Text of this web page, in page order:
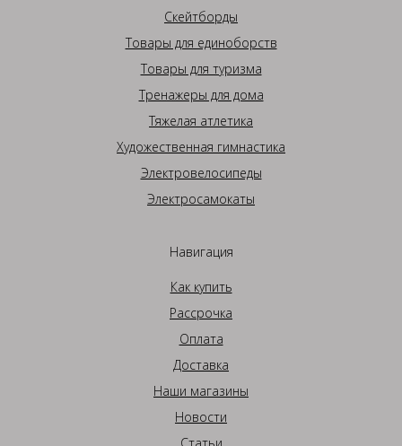
Скейтборды
Товары для единоборств
Товары для туризма
Тренажеры для дома
Тяжелая атлетика
Художественная гимнастика
Электровелосипеды
Электросамокаты
Навигация
Как купить
Рассрочка
Оплата
Доставка
Наши магазины
Новости